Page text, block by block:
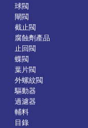
球閥
閘閥
截止閥
腐蝕劑產品
止回閥
蝶閥
葉片閥
外螺紋閥
驅動器
過濾器
輔料
目錄